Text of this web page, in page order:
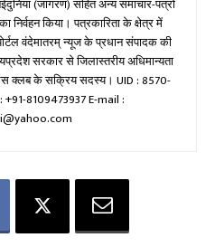
(जागरण) सहित अन्य समाचार-पत्रों
निर्वहन किया। पत्रकारिता के क्षेत्र में
वंदेमातरम् न्यूज के प्रधान संपादक की
सरकार से जिलास्तरीय अधिमान्यता
क्लब के सक्रिय सदस्य। UID : 8570-
8109473937 E-mail :